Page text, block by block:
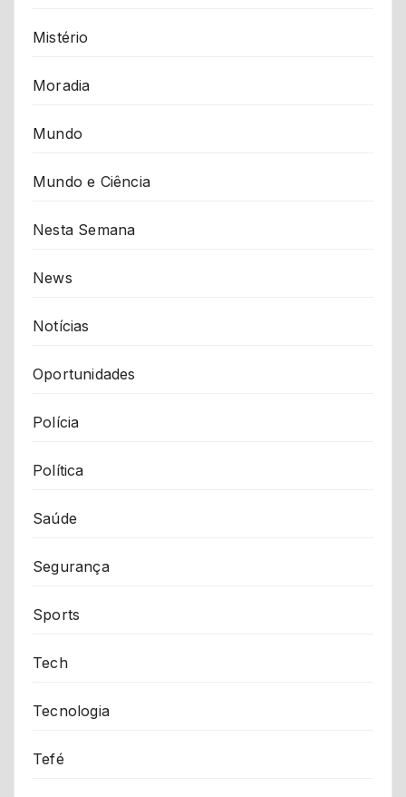
Mistério
Moradia
Mundo
Mundo e Ciência
Nesta Semana
News
Notícias
Oportunidades
Polícia
Política
Saúde
Segurança
Sports
Tech
Tecnologia
Tefé